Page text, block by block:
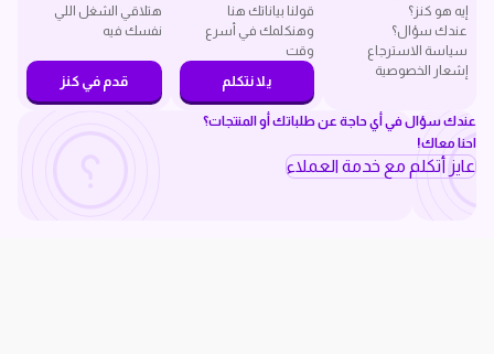
إيه هو كنز؟
عندك سؤال؟
سياسة الاسترجاع
إشعار الخصوصية
قولنا بياناتك هنا
وهنكلمك في أسرع
وقت
يلا نتكلم
هتلاقي الشغل اللي
نفسك فيه
قدم في كنز
عندك سؤال في أي حاجة عن طلباتك أو المنتجات؟
احنا معاك!
عايز أتكلم مع خدمة العملاء